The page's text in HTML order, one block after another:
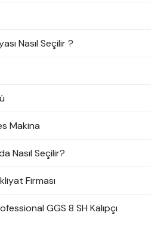
Nasıl Seçilir ?
Makina
Nasıl Seçilir?
Firması
GGS 8 SH Kalıpçı